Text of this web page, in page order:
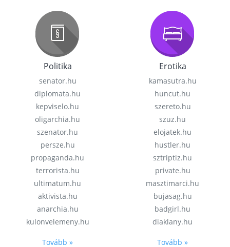
Politika
senator.hu
diplomata.hu
kepviselo.hu
oligarchia.hu
szenator.hu
persze.hu
propaganda.hu
terrorista.hu
ultimatum.hu
aktivista.hu
anarchia.hu
kulonvelemeny.hu
Tovább »
Erotika
kamasutra.hu
huncut.hu
szereto.hu
szuz.hu
elojatek.hu
hustler.hu
sztriptiz.hu
private.hu
masztimarci.hu
bujasag.hu
badgirl.hu
diaklany.hu
Tovább »